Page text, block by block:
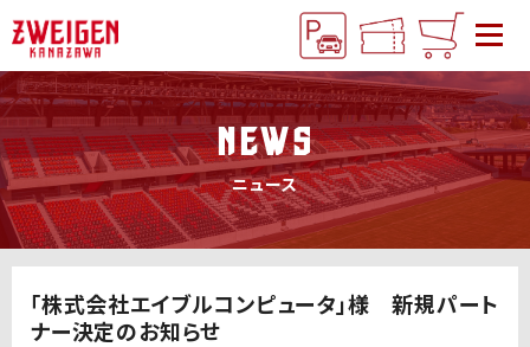
NEWS
ニュース
「株式会社エイブルコンピュータ」様 新規パート
ナー決定のお知らせ